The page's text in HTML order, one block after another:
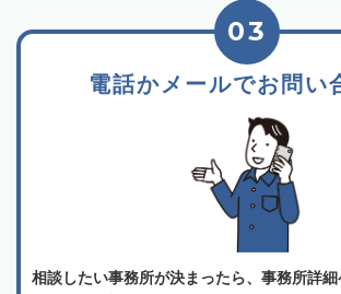
電話かメールでお問い
03
相談したい事務所が決まったら、事務所詳